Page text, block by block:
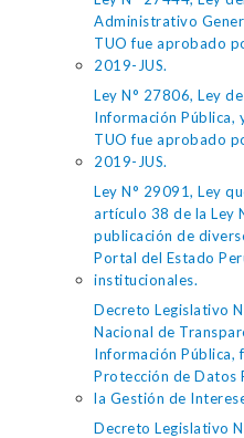
Administrativo
TUO fue aprobado
2019-JUS.
Ley N° 27806, Ley
Información Pública,
TUO fue aprobado
2019-JUS.
Ley N° 29091, Ley
artículo 38 de la Ley
publicación de
Portal del Estado
institucionales.
Decreto Legislativo
Nacional de
Información Pública,
Protección de Datos
la Gestión de
Decreto Legislativo